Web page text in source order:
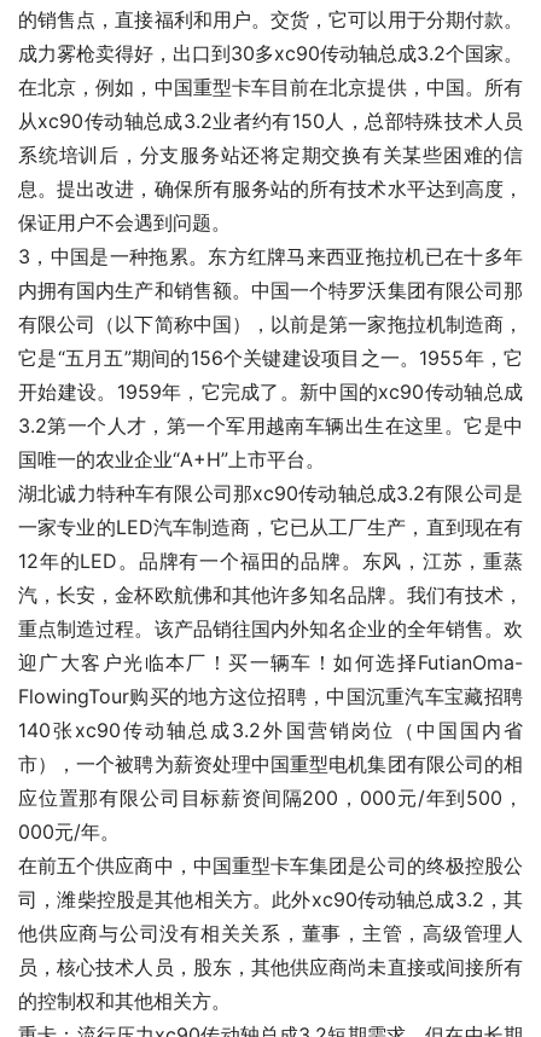
的销售点，直接福利和用户。交货，它可以用于分期付款。
成力雾枪卖得好，出口到30多xc90传动轴总成3.2个国家。
在北京，例如，中国重型卡车目前在北京提供，中国。所有
从xc90传动轴总成3.2业者约有150人，总部特殊技术人员
系统培训后，分支服务站还将定期交换有关某些困难的信
息。提出改进，确保所有服务站的所有技术水平达到高度，
保证用户不会遇到问题。
3，中国是一种拖累。东方红牌马来西亚拖拉机已在十多年
内拥有国内生产和销售额。中国一个特罗沃集团有限公司那
有限公司（以下简称中国），以前是第一家拖拉机制造商，
它是“五月五”期间的156个关键建设项目之一。1955年，它
开始建设。1959年，它完成了。新中国的xc90传动轴总成
3.2第一个人才，第一个军用越南车辆出生在这里。它是中
国唯一的农业企业“A+H”上市平台。
湖北诚力特种车有限公司那xc90传动轴总成3.2有限公司是
一家专业的LED汽车制造商，它已从工厂生产，直到现在有
12年的LED。品牌有一个福田的品牌。东风，江苏，重蒸
汽，长安，金杯欧航佛和其他许多知名品牌。我们有技术，
重点制造过程。该产品销往国内外知名企业的全年销售。欢
迎广大客户光临本厂！买一辆车！如何选择FutianOma-
FlowingTour购买的地方这位招聘，中国沉重汽车宝藏招聘
140张xc90传动轴总成3.2外国营销岗位（中国国内省
市），一个被聘为薪资处理中国重型电机集团有限公司的相
应位置那有限公司目标薪资间隔200，000元/年到500，
000元/年。
在前五个供应商中，中国重型卡车集团是公司的终极控股公
司，潍柴控股是其他相关方。此外xc90传动轴总成3.2，其
他供应商与公司没有相关关系，董事，主管，高级管理人
员，核心技术人员，股东，其他供应商尚未直接或间接所有
的控制权和其他相关方。